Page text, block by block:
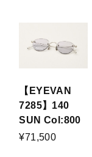
【EYEVAN
7285】140
SUN Col:800
¥71,500